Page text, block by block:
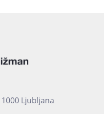
Ljubljana